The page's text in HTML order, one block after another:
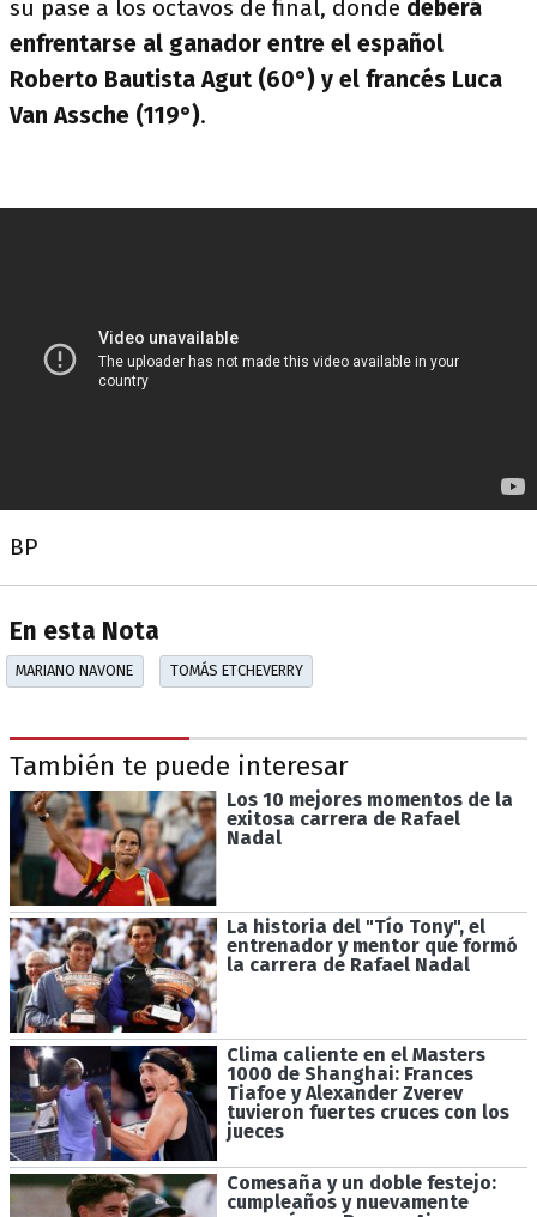
su pase a los octavos de final, donde deberá
enfrentarse al ganador entre el español
Roberto Bautista Agut (60°) y el francés Luca
Van Assche (119°).
BP
En esta Nota
MARIANO NAVONE TOMÁS ETCHEVERRY
También te puede interesar
Los 10 mejores momentos de la
exitosa carrera de Rafael
Nadal
La historia del "Tío Tony", el
entrenador y mentor que formó
la carrera de Rafael Nadal
Clima caliente en el Masters
1000 de Shanghai: Frances
Tiafoe y Alexander Zverev
tuvieron fuertes cruces con los
jueces
Comesaña y un doble festejo:
cumpleaños y nuevamente